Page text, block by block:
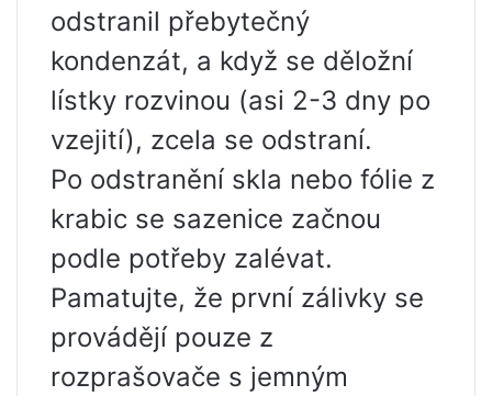
odstranil přebytečný
kondenzát, a když se děložní
lístky rozvinou (asi 2-3 dny po
vzejití), zcela se odstraní.
Po odstranění skla nebo fólie z
krabic se sazenice začnou
podle potřeby zalévat.
Pamatujte, že první zálivky se
provádějí pouze z
rozprašovače s jemným